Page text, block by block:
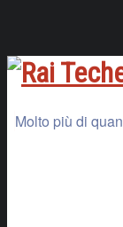
Molto più di